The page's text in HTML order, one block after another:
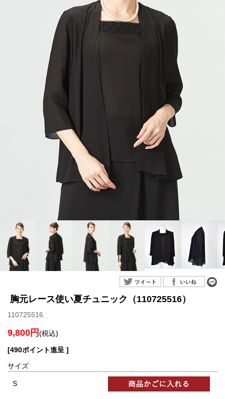
胸元レース使い夏チュニック（110725516）
110725516
9,800円(税込)
[490ポイント進呈 ]
サイズ
S